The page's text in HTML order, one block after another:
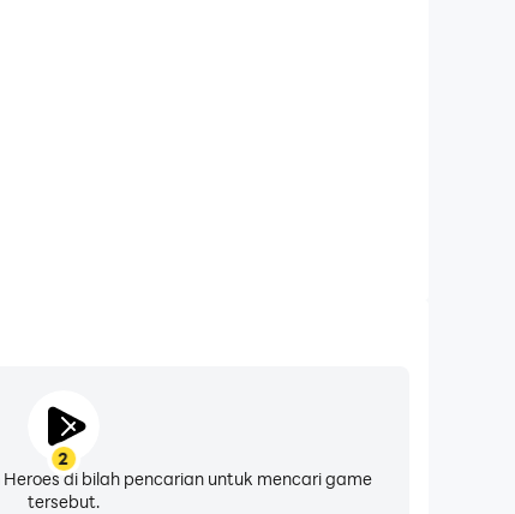
2
di bilah pencarian untuk mencari game
tersebut.